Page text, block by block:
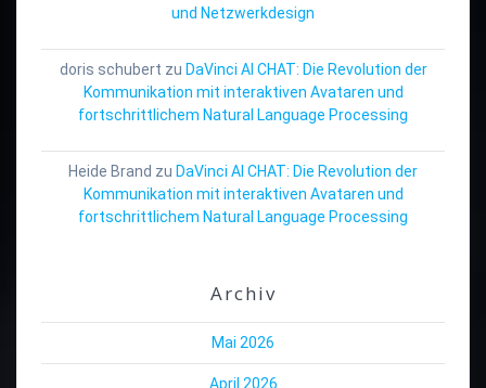
und Netzwerkdesign
doris schubert zu DaVinci AI CHAT: Die Revolution der
Kommunikation mit interaktiven Avataren und
fortschrittlichem Natural Language Processing
Heide Brand zu DaVinci AI CHAT: Die Revolution der
Kommunikation mit interaktiven Avataren und
fortschrittlichem Natural Language Processing
Archiv
Mai 2026
April 2026